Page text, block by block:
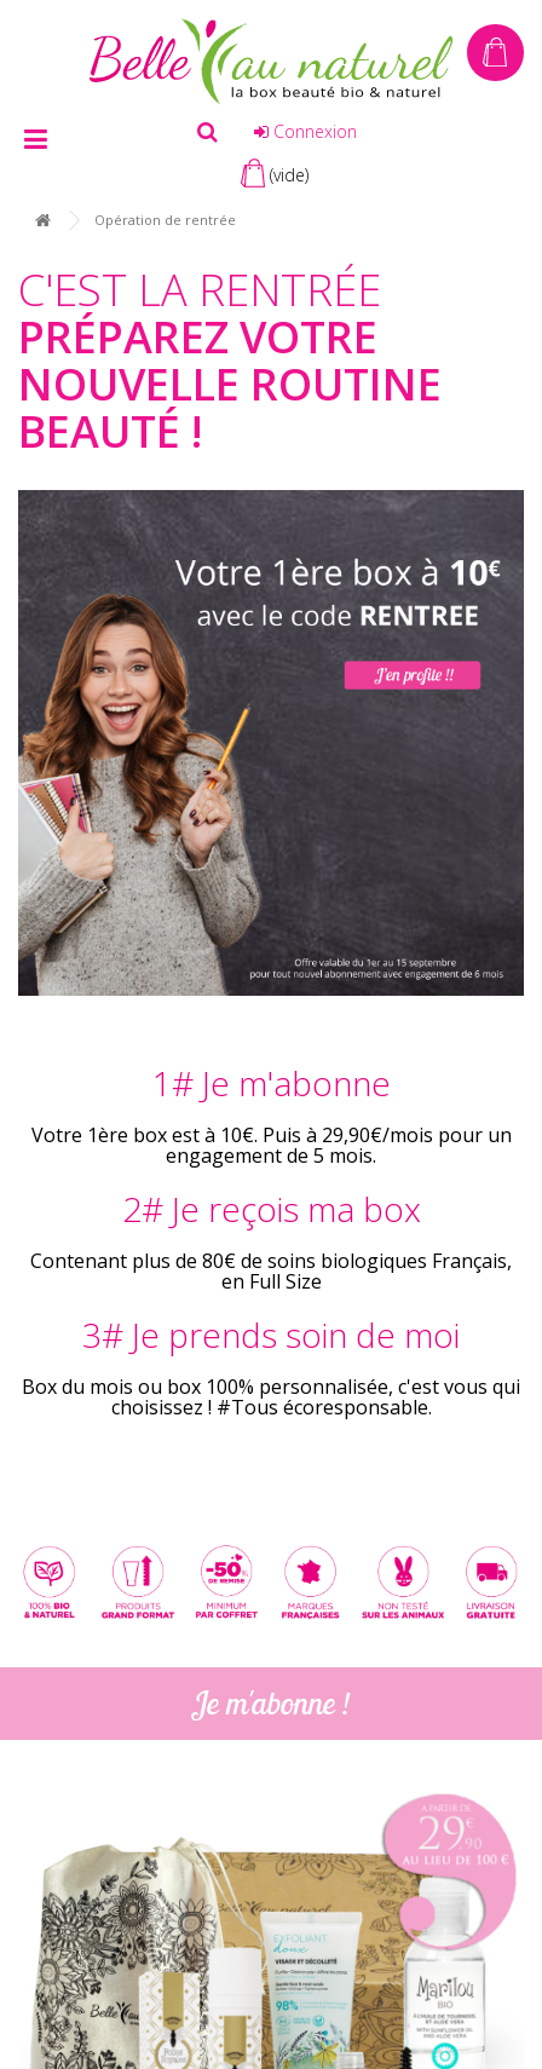
Connexion
(vide)
Opération de rentrée
C'EST LA RENTRÉE
PRÉPAREZ VOTRE
NOUVELLE ROUTINE
BEAUTÉ !
1# Je m'abonne
Votre 1ère box est à 10€. Puis à 29,90€/mois pour un
engagement de 5 mois.
2# Je reçois ma box
Contenant plus de 80€ de soins biologiques Français,
en Full Size
3# Je prends soin de moi
Box du mois ou box 100% personnalisée, c'est vous qui
choisissez ! #Tous écoresponsable.
Je m'abonne !